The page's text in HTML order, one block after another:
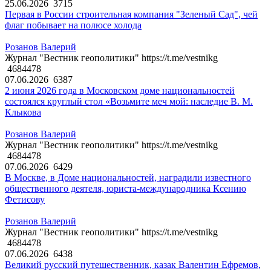
25.06.2026 3715
Первая в России строительная компания "Зеленый Сад", чей
флаг побывает на полюсе холода
Розанов Валерий
Журнал "Вестник геополитики" https://t.me/vestnikg
4684478
07.06.2026 6387
2 июня 2026 года в Московском доме национальностей
состоялся круглый стол «Возьмите меч мой: наследие В. М.
Клыкова
Розанов Валерий
Журнал "Вестник геополитики" https://t.me/vestnikg
4684478
07.06.2026 6429
В Москве, в Доме национальностей, наградили известного
общественного деятеля, юриста-международника Ксению
Фетисову
Розанов Валерий
Журнал "Вестник геополитики" https://t.me/vestnikg
4684478
07.06.2026 6438
Великий русский путешественник, казак Валентин Ефремов,